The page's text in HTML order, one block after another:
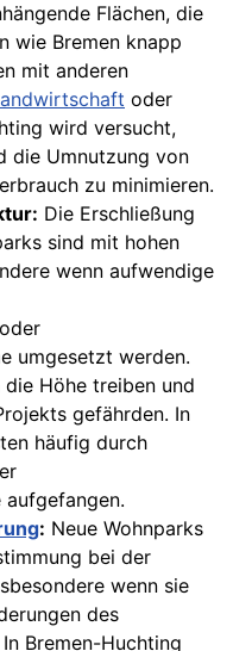
Flächen, die
wie Bremen knapp
mit anderen
oder
wird versucht,
die Umnutzung von
zu minimieren.
Die Erschließung
sind mit hohen
wenn aufwendige
umgesetzt werden.
Höhe treiben und
gefährden. In
häufig durch
: Neue Wohnparks
bei der
wenn sie
des
Bremen-Huchting